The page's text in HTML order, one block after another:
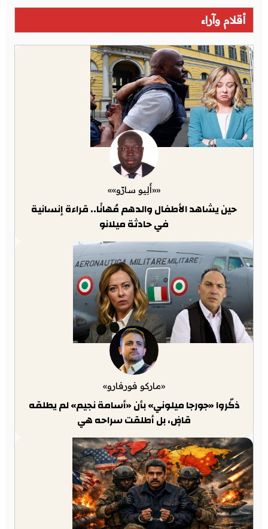
أقلام وآراء
««أَلِيو سارّو»»
حين يشاهد الأطفال والدهم مُهانًا.. قراءة إنسانية
في حادثة ميلانو
«ماركو فورفارو»
ذكّروا «جورجا ميلوني» بأن «أسامة نجيم» لم يطلقه
قاضٍ، بل أطلقت سراحه هي